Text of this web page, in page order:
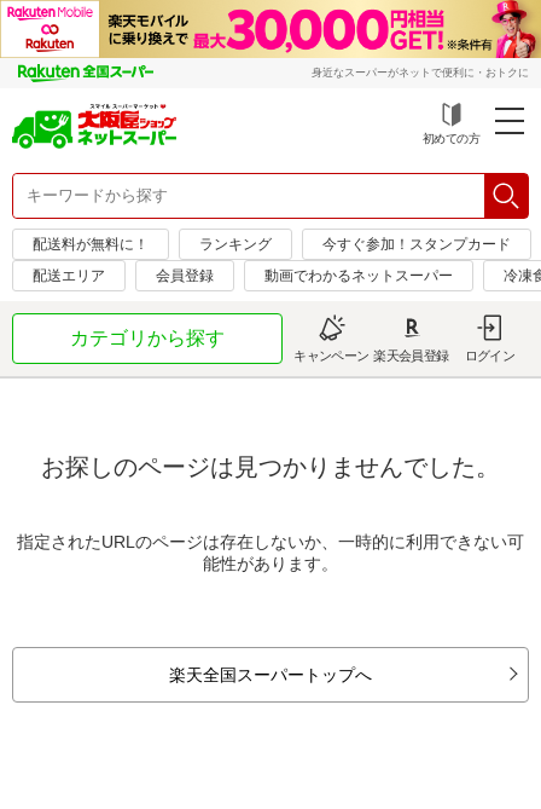
身近なスーパーがネットで便利に・おトクに
初めての方
配送料が無料に！ ランキング
今すぐ参加！スタンプカード
配送エリア
会員登録 動画でわかるネットスーパー 冷凍
カテゴリから探す
キャンペーン 楽天会員登録 ログイン
お探しのページは見つかりませんでした。
指定されたURLのページは存在しないか、一時的に利用できない可
能性があります。
楽天全国スーパートップへ